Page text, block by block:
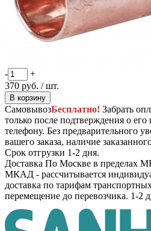
-
+
370 руб. / шт.
В корзину
СамовывозБесплатно! Забрать
только после подтверждения о
телефону. Без предварительного
вашего заказа, наличие
Срок отгрузки 1-2 дня.
Доставка По Москве в пределах
МКАД - рассчитывается
доставка по тарифам
перемещение до перевозчика. 1-2